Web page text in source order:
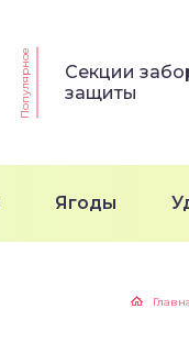
Популярное
Секции
защиты
Ягоды